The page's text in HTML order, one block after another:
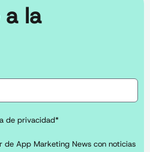
la
de privacidad*
de App Marketing News con noticias